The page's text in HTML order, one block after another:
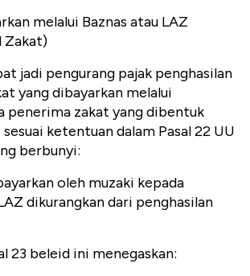
melalui Baznas atau LAZ
Zakat)
jadi pengurang pajak penghasilan
yang dibayarkan melalui
penerima zakat yang dibentuk
ketentuan dalam Pasal 22 UU
berbunyi:
oleh muzaki kepada
dikurangkan dari penghasilan
23 beleid ini menegaskan: